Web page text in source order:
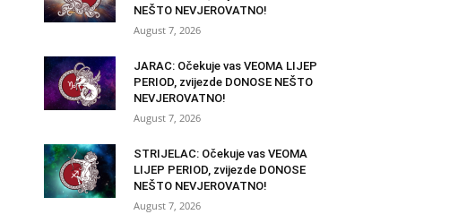
NEŠTO NEVJEROVATNO!
August 7, 2026
JARAC: Očekuje vas VEOMA LIJEP
PERIOD, zvijezde DONOSE NEŠTO
NEVJEROVATNO!
August 7, 2026
STRIJELAC: Očekuje vas VEOMA
LIJEP PERIOD, zvijezde DONOSE
NEŠTO NEVJEROVATNO!
August 7, 2026